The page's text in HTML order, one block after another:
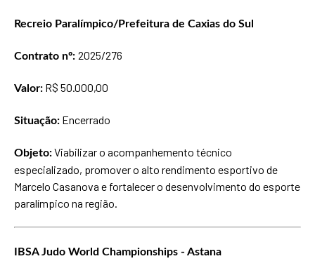
Recreio Paralímpico/Prefeitura de Caxias do Sul
Contrato nº: 2025/276
Valor: R$ 50.000,00
Situação: Encerrado
Objeto:Viabilizar o acompanhemento técnico
especializado, promover o alto rendimento esportivo de
Marcelo Casanova e fortalecer o desenvolvimento do esporte
paralímpico na região.
IBSA Judo World Championships - Astana